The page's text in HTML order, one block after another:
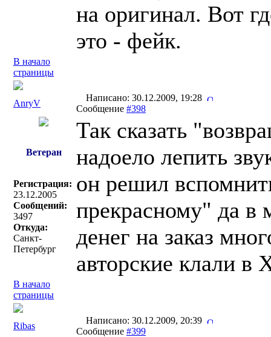
на оригинал. Вот
это - фейк.
В начало
страницы
AnryV
Написано: 30.12.2009, 19:28
Сообщение #398
Ветеран
Регистрация:
23.12.2005
Сообщений:
3497
Откуда:
Санкт-
Петербург
Так сказать
надоело лепить
он решил
прекрасному" да в
денег на заказ
авторские клали в
В начало
страницы
Ribas
Написано: 30.12.2009, 20:39
Сообщение #399